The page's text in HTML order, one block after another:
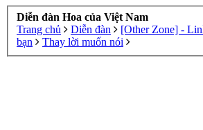
Diễn đàn Hoa của Việt Nam
Trang chủ
Diễn đàn [Other Zone] -
bạn
Thay lời muốn nói